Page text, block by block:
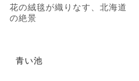
花の絨毯が織りなす、北海道
の絶景
青い池